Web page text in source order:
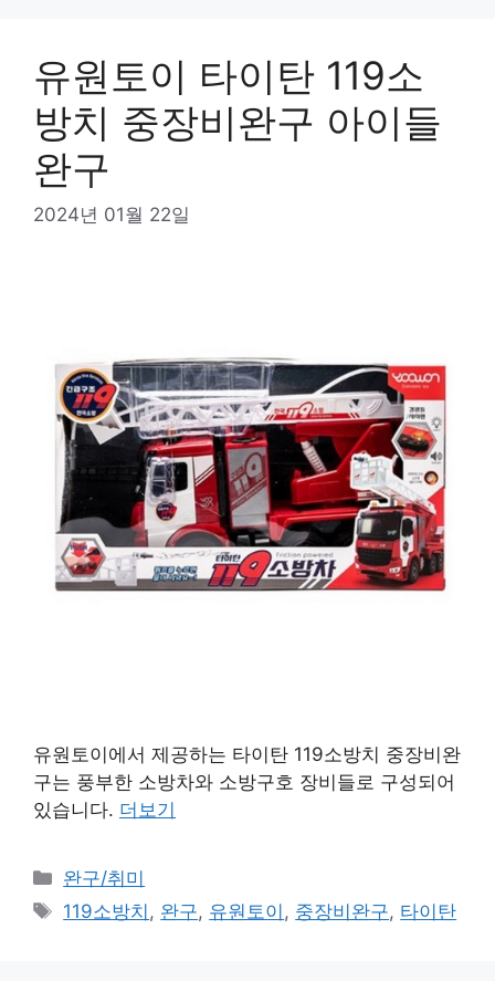
유원토이 타이탄 119소
방치 중장비완구 아이들
완구
2024년 01월 22일
유원토이에서 제공하는 타이탄 119소방치 중장비완
구는 풍부한 소방차와 소방구호 장비들로 구성되어
있습니다. 더보기
카
테
완구/취미
태
119소방치 , 완구, 유원토이 , 중장비완구, 타이탄